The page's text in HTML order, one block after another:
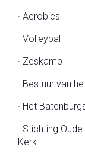
· Aerobics
· Volleybal
· Zeskamp
· Bestuur van
· Het
· Stichting
Kerk